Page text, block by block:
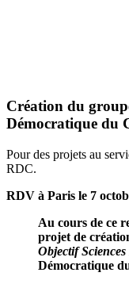
Création du
Démocratique du
Pour des projets au
RDC.
RDV à Paris le 7
Au cours de ce
projet de
Objectif
Démocratique